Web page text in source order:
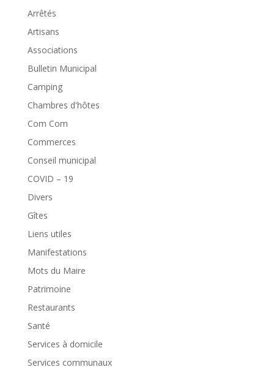
Arrêtés
Artisans
Associations
Bulletin Municipal
Camping
Chambres d'hôtes
Com Com
Commerces
Conseil municipal
COVID – 19
Divers
Gîtes
Liens utiles
Manifestations
Mots du Maire
Patrimoine
Restaurants
Santé
Services à domicile
Services communaux